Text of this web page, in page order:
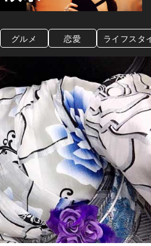
グルメ 恋愛 ライフスタ